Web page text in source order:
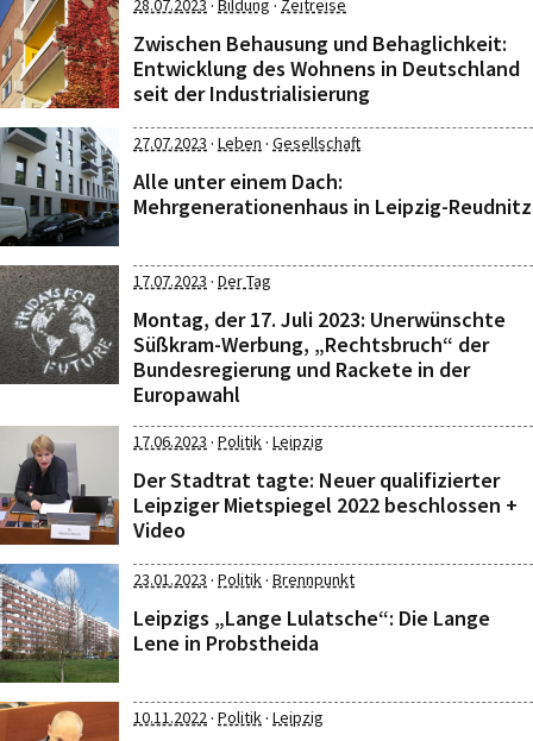
28.07.2023 · Bildung · Zeitreise
Zwischen Behausung und Behaglichkeit:
Entwicklung des Wohnens in Deutschland
seit der Industrialisierung
27.07.2023 · Leben · Gesellschaft
Alle unter einem Dach:
Mehrgenerationenhaus in Leipzig-Reudnitz
17.07.2023 · Der Tag
Montag, der 17. Juli 2023: Unerwünschte
Süßkram-Werbung, „Rechtsbruch“ der
Bundesregierung und Rackete in der
Europawahl
17.06.2023 · Politik· Leipzig
Der Stadtrat tagte: Neuer qualifizierter
Leipziger Mietspiegel 2022 beschlossen +
Video
23.01.2023 · Politik· Brennpunkt
Leipzigs „Lange Lulatsche“: Die Lange
Lene in Probstheida
10.11.2022· Politik· Leipzig